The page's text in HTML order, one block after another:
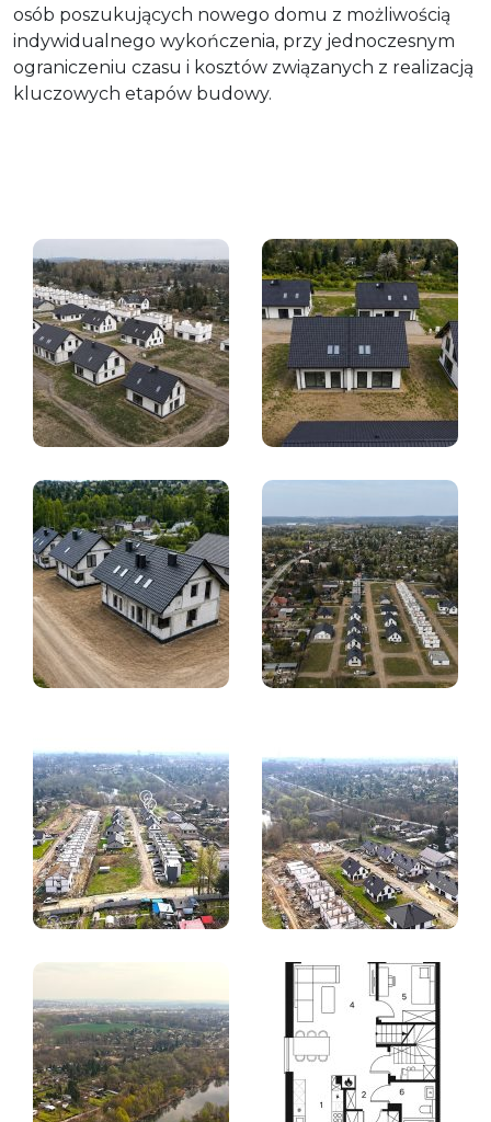
osób poszukujących nowego domu z możliwością
indywidualnego wykończenia, przy jednoczesnym
ograniczeniu czasu i kosztów związanych z realizacją
kluczowych etapów budowy.